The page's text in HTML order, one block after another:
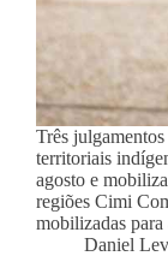
Três
territoriais
agosto e
regiões Cimi
mobilizadas
Daniel